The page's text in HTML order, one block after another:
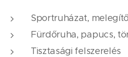
Sportruházat,
Fürdőruha, papucs,
Tisztasági felszerelés